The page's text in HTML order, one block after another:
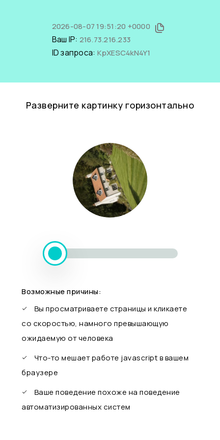
2026-08-07 19:51:20 +0000
Ваш IP: 216.73.216.233
ID запроса: KpXESC4kN4Y1
Разверните картинку горизонтально
Возможные причины:
Вы просматриваете страницы и кликаете
со скоростью, намного превышающую
ожидаемую от человека
Что-то мешает работе javascript в вашем
браузере
Ваше поведение похоже на поведение
автоматизированных систем